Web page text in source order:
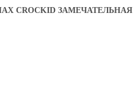
CROCKID ЗАМЕЧАТЕЛЬНАЯ